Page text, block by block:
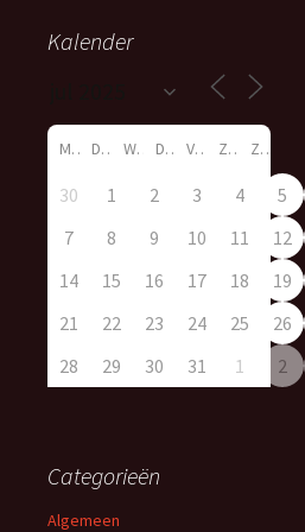
Kalender
M D W D V Z Z
30 1 2 3 4 5
7
8 9 10 11 12
14
15 16 17 18 19
21
22 23 24 25 26
28
29 30 31 1 2
Categorieën
Algemeen